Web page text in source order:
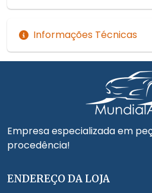
Informações Técnicas
Empresa especializada em
procedência!
ENDEREÇO DA LOJA